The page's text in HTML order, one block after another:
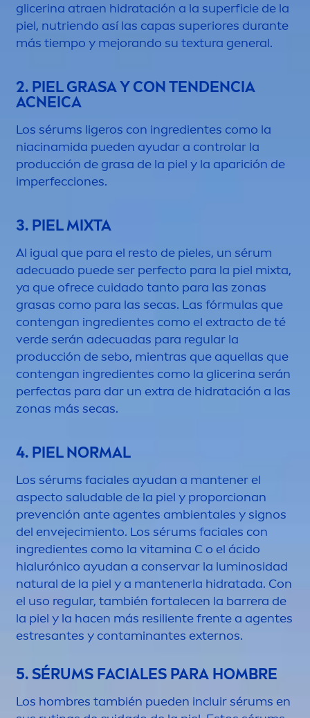
glicerina atraen hidratación a la superficie de la
piel, nutriendo así las capas superiores durante
más tiempo y mejorando su textura general.
2. PIEL GRASA Y CON TENDENCIA
ACNEICA
Los sérums ligeros con ingredientes como la
niacinamida pueden ayudar a controlar la
producción de grasa de la piel y la aparición de
imperfecciones.
3. PIEL MIXTA
Al igual que para el resto de pieles, un sérum
adecuado puede ser perfecto para la piel mixta,
ya que ofrece cuidado tanto para las zonas
grasas como para las secas. Las fórmulas que
contengan ingredientes como el extracto de té
verde serán adecuadas para regular la
producción de sebo, mientras que aquellas que
contengan ingredientes como la glicerina serán
perfectas para dar un extra de hidratación a las
zonas más secas.
4. PIEL NORMAL
Los sérums faciales ayudan a mantener el
aspecto saludable de la piel y proporcionan
prevención ante agentes ambientales y signos
del envejecimiento. Los sérums faciales con
ingredientes como la vitamina C o el ácido
hialurónico ayudan a conservar la luminosidad
natural de la piel y a mantenerla hidratada. Con
el uso regular, también fortalecen la barrera de
la piel y la hacen más resiliente frente a agentes
estresantes y contaminantes externos.
5. SÉRUMS FACIALES PARA HOMBRE
Los hombres también pueden incluir sérums en